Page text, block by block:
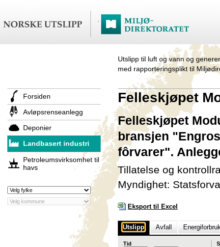
Utslipp til luft og vann og
med rapporteringsplikt til
Forsiden
Avløpsrenseanlegg
Deponier
Landbasert industri
Petroleumsvirksomhet til
havs
Felleskjøpet
Felleskjøpet
bransjen
fôrvarer".
Tillatelse og
Myndighet:
Eksport til Excel
Utslipp Avfall
Tid